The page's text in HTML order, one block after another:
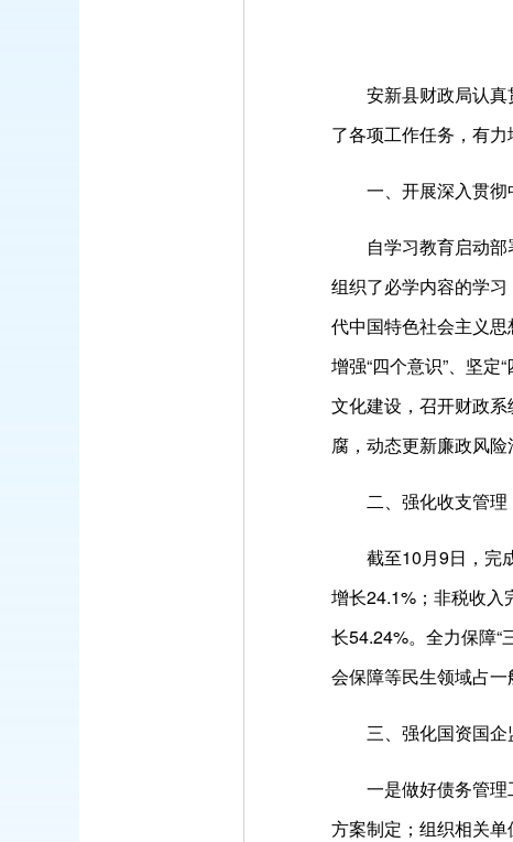
安新县财政局认真
了各项工作任务，有力
一、开展深入贯彻
自学习教育启动部署
组织了必学内容的学
代中国特色社会主义
增强“四个意识”、坚定
文化建设，召开财政
腐，动态更新廉政风
二、强化收支管理
截至10月9日，完成
增长24.1%；非税收入
长54.24%。全力保障
会保障等民生领域占一
三、强化国资国企
一是做好债务管理工
方案制定；组织相关